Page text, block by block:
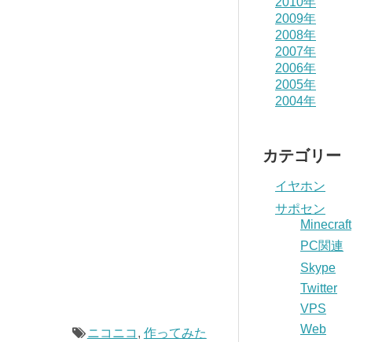
ニコニコ , 作ってみた
2009年
2008年
2007年
2006年
2005年
2004年
カテゴリー
イヤホン
サポセン
Minecraft
PC関連
Skype
Twitter
VPS
Web